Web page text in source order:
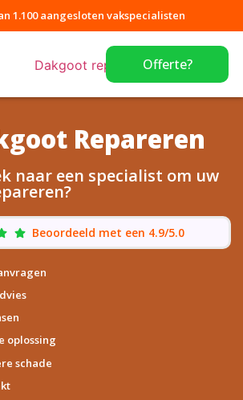
1.100 aangesloten vakspecialisten
Offerte?
Repareren
naar een specialist om uw
Beoordeeld met een 4.9/5.0
oplossing
schade